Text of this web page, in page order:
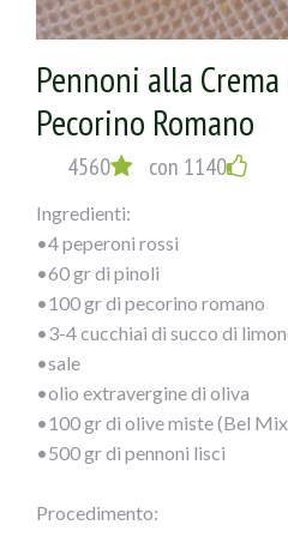
Pennoni alla
Pecorino Romano
4560 con 1140
Ingredienti:
•4 peperoni rossi
•60 gr di pinoli
•100 gr di pecorino romano
•3-4 cucchiai di succo di
•sale
•olio extravergine di oliva
•100 gr di olive miste (Bel
•500 gr di pennoni lisci
Procedimento: